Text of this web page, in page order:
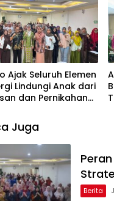
Ajak Seluruh Elemen
Lindungi Anak dari
dan Pernikahan
Juga
Berita